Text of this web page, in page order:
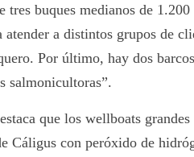
tres buques medianos de 1.200
atender a distintos grupos de
Por último, hay dos
salmonicultoras”.
que los wellboats
Cáligus con peróxido de